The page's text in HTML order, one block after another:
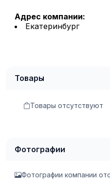
Адрес компании:
Екатеринбург
Товары
Товары отсутствуют
Фотографии
Фотографии компании